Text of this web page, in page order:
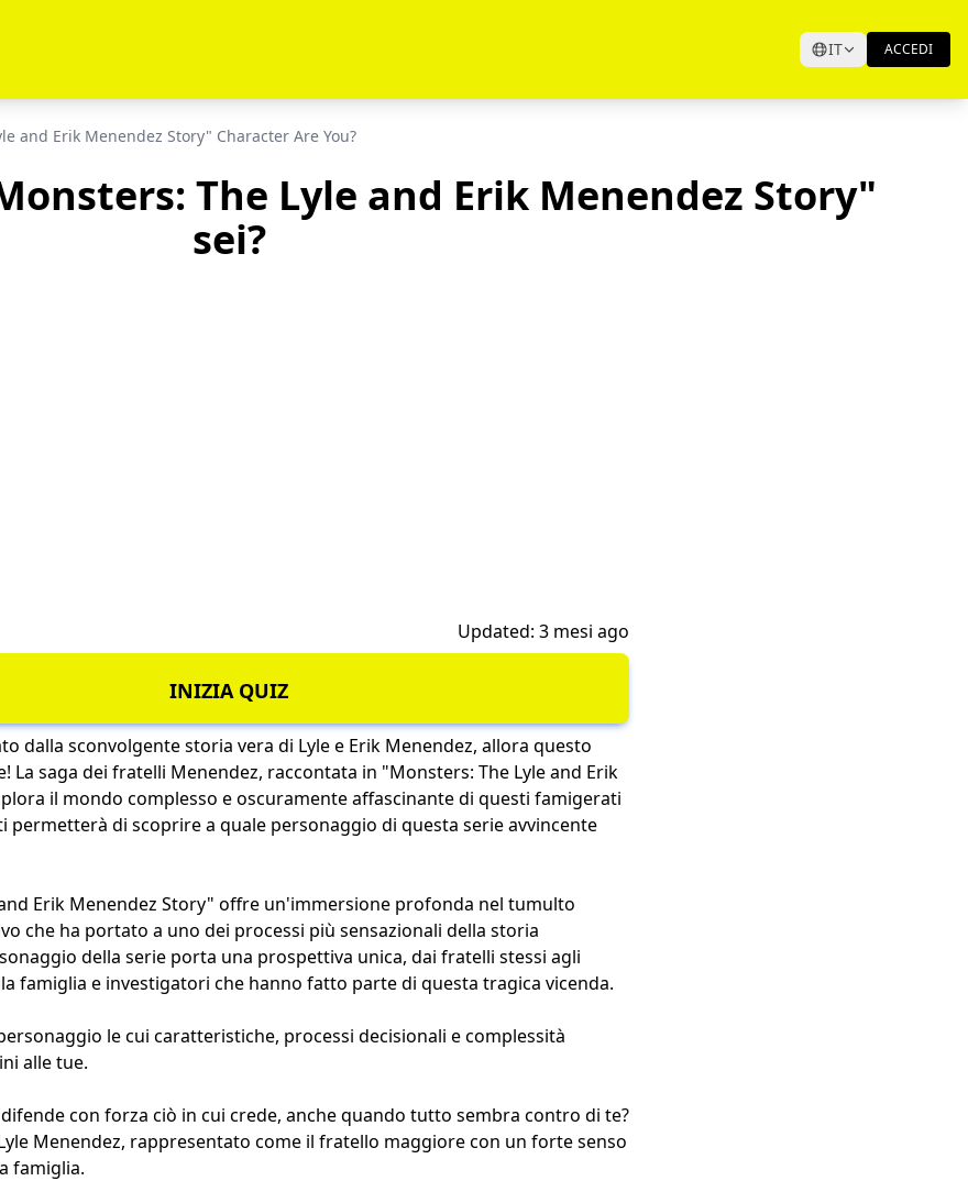
IT ACCEDI
and Erik Menendez Story" Character Are You?
The Lyle and Erik Menendez Story"
sei?
Updated: 3 mesi ago
INIZIA QUIZ
dalla sconvolgente storia vera di Lyle e Erik Menendez, allora questo
La saga dei fratelli Menendez, raccontata in "Monsters: The Lyle and Erik
il mondo complesso e oscuramente affascinante di questi famigerati
permetterà di scoprire a quale personaggio di questa serie avvincente
Erik Menendez Story" offre un'immersione profonda nel tumulto
che ha portato a uno dei processi più sensazionali della storia
della serie porta una prospettiva unica, dai fratelli stessi agli
famiglia e investigatori che hanno fatto parte di questa tragica vicenda.
le cui caratteristiche, processi decisionali e complessità
alle tue.
con forza ciò in cui crede, anche quando tutto sembra contro di te?
Menendez, rappresentato come il fratello maggiore con un forte senso
famiglia.